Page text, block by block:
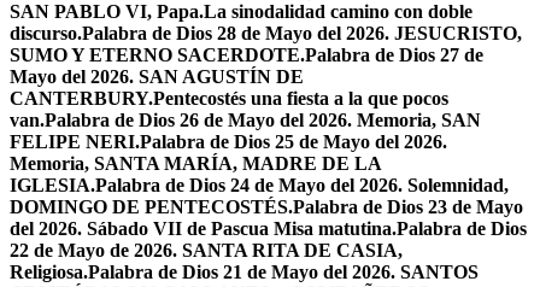
SAN PABLO VI, Papa.La sinodalidad camino con doble
discurso.Palabra de Dios 28 de Mayo del 2026. JESUCRISTO,
SUMO Y ETERNO SACERDOTE.Palabra de Dios 27 de
Mayo del 2026. SAN AGUSTÍN DE
CANTERBURY.Pentecostés una fiesta a la que pocos
van.Palabra de Dios 26 de Mayo del 2026. Memoria, SAN
FELIPE NERI.Palabra de Dios 25 de Mayo del 2026.
Memoria, SANTA MARÍA, MADRE DE LA
IGLESIA.Palabra de Dios 24 de Mayo del 2026. Solemnidad,
DOMINGO DE PENTECOSTÉS.Palabra de Dios 23 de Mayo
del 2026. Sábado VII de Pascua Misa matutina.Palabra de Dios
22 de Mayo de 2026. SANTA RITA DE CASIA,
Religiosa.Palabra de Dios 21 de Mayo del 2026. SANTOS